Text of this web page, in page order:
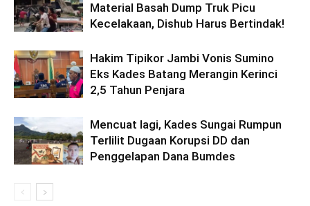
Material Basah Dump Truk Picu
Kecelakaan, Dishub Harus Bertindak!
Hakim Tipikor Jambi Vonis Sumino
Eks Kades Batang Merangin Kerinci
2,5 Tahun Penjara
Mencuat lagi, Kades Sungai Rumpun
Terlilit Dugaan Korupsi DD dan
Penggelapan Dana Bumdes